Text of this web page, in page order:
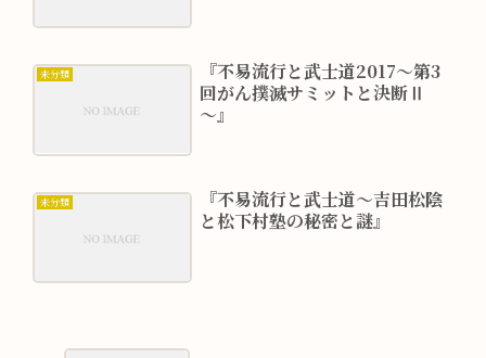
未分類
『不易流行と武士道2017～第3
回がん撲滅サミットと決断Ⅱ
～』
未分類
『不易流行と武士道～吉田松陰
と松下村塾の秘密と謎』